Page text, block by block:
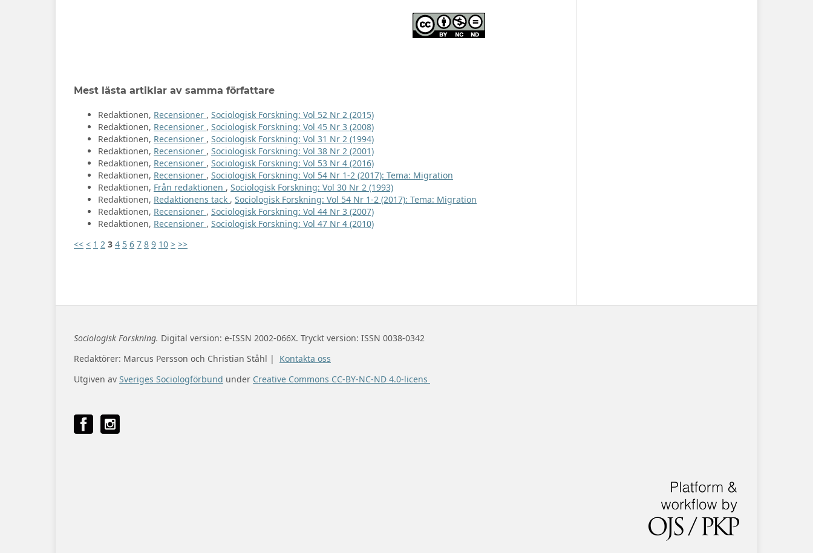
Mest lästa artiklar av samma författare
Redaktionen, Recensioner , Sociologisk Forskning: Vol 52 Nr 2 (2015)
Redaktionen, Recensioner , Sociologisk Forskning: Vol 45 Nr 3 (2008)
Redaktionen, Recensioner , Sociologisk Forskning: Vol 31 Nr 2 (1994)
Redaktionen, Recensioner , Sociologisk Forskning: Vol 38 Nr 2 (2001)
Redaktionen, Recensioner , Sociologisk Forskning: Vol 53 Nr 4 (2016)
Redaktionen, Recensioner , Sociologisk Forskning: Vol 54 Nr 1-2 (2017): Tema: Migration
Redaktionen, Från redaktionen , Sociologisk Forskning: Vol 30 Nr 2 (1993)
Redaktionen, Redaktionens tack , Sociologisk Forskning: Vol 54 Nr 1-2 (2017): Tema: Migration
Redaktionen, Recensioner , Sociologisk Forskning: Vol 44 Nr 3 (2007)
Redaktionen, Recensioner , Sociologisk Forskning: Vol 47 Nr 4 (2010)
<< < 1 2 3 4 5 6 7 8 9 10 > >>
Sociologisk Forskning. Digital version: e-ISSN 2002-066X. Tryckt version: ISSN 0038-0342
Redaktörer: Marcus Persson och Christian Ståhl | Kontakta oss
Utgiven av Sveriges Sociologförbund under Creative Commons CC-BY-NC-ND 4.0-licens